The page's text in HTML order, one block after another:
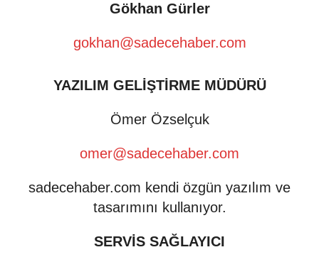
Gökhan Gürler
gokhan@sadecehaber.com
YAZILIM GELİŞTİRME MÜDÜRÜ
Ömer Özselçuk
omer@sadecehaber.com
sadecehaber.com kendi özgün yazılım ve
tasarımını kullanıyor.
SERVİS SAĞLAYICI